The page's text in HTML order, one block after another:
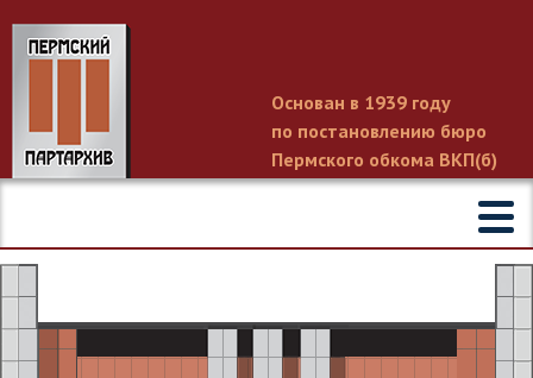
Основан в 1939 году
по постановлению бюро
Пермского обкома ВКП(б)